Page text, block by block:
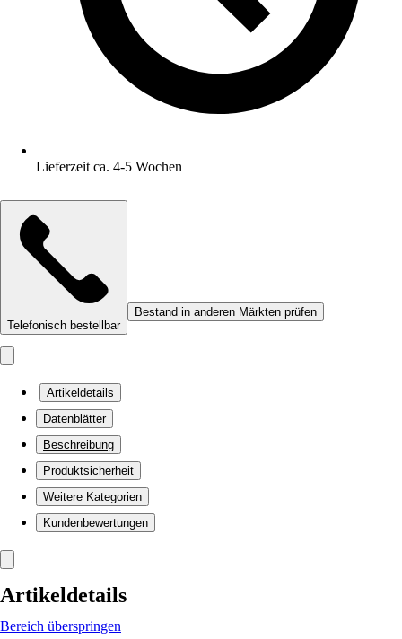
Lieferzeit ca. 4-5 Wochen
Telefonisch bestellbar
Bestand in anderen Märkten prüfen
Artikeldetails
Datenblätter
Beschreibung
Produktsicherheit
Weitere Kategorien
Kundenbewertungen
Artikeldetails
Bereich überspringen